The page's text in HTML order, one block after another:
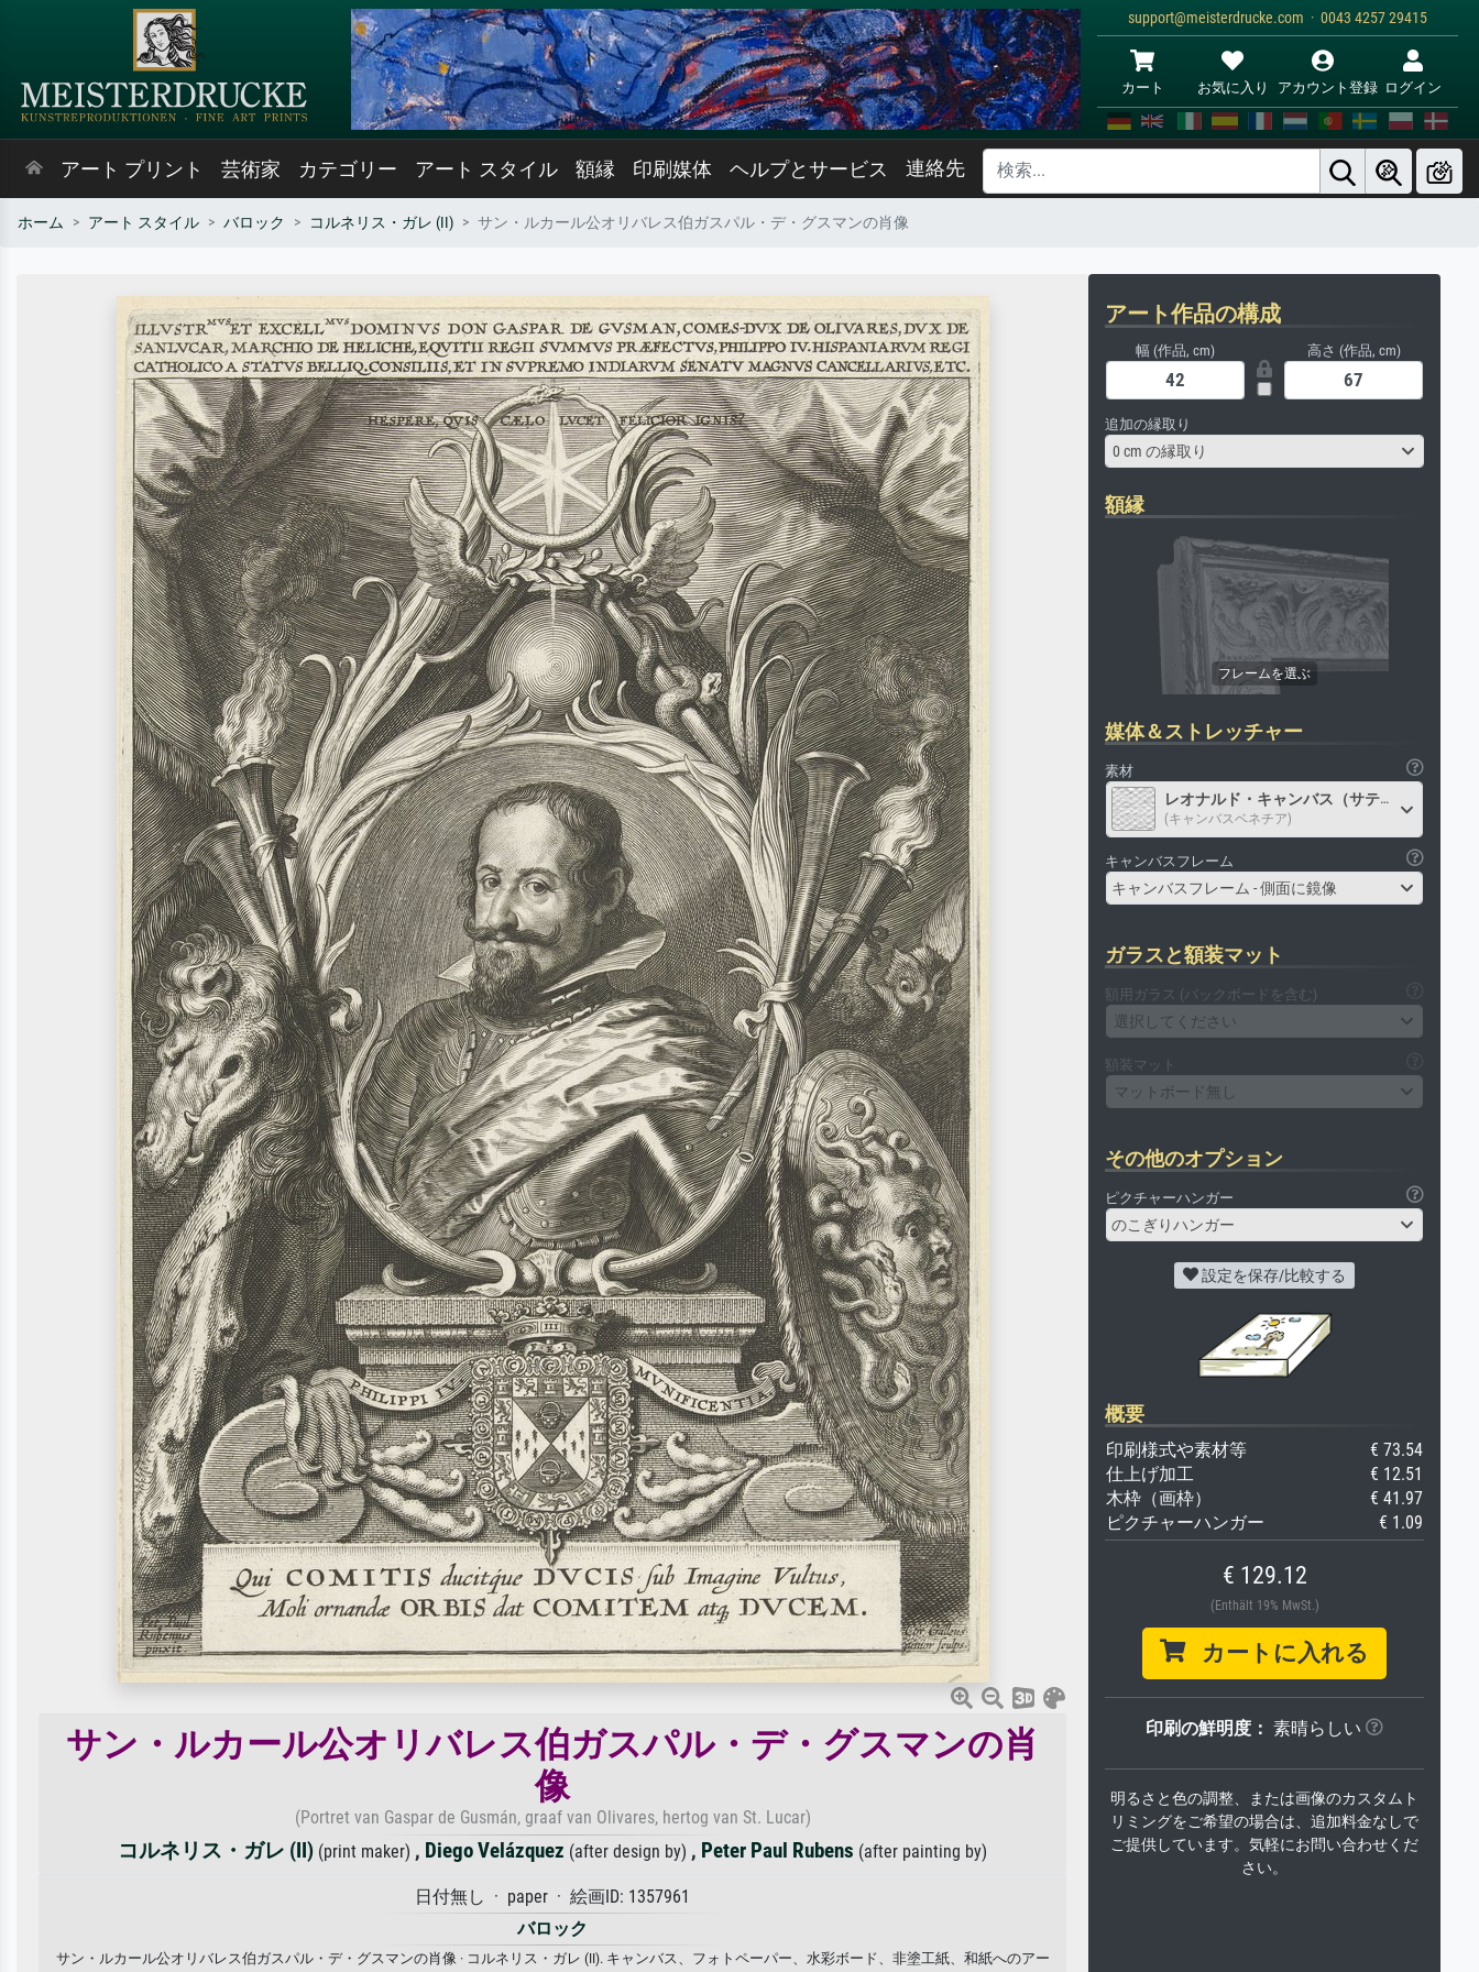
support@meisterdrucke.com · 0043 4257 29415
カート お気に入り アカウント登録 ログイン
アート プリント 芸術家 カテゴリー アート スタイル 額縁 印刷媒体 ヘルプとサービス 連絡先
ホーム アート スタイル バロック コルネリス・ガレ (II) サン・ルカール公オリバレス伯ガスパル・デ・グスマンの肖像
サン・ルカール公オリバレス伯ガスパル・デ・グスマンの肖
像
(Portret van Gaspar de Gusmán, graaf van Olivares, hertog van St. Lucar)
コルネリス・ガレ (II) (print maker) , Diego Velázquez (after design by) , Peter Paul Rubens (after painting by)
日付無し · paper · 絵画ID: 1357961
バロック
サン・ルカール公オリバレス伯ガスパル・デ・グスマンの肖像 · コルネリス・ガレ (II). キャンバス、フォトペーパー、水彩ボード、非塗工紙、和紙へのアー
アート作品の構成
幅 (作品, cm) 高さ (作品, cm)
追加の縁取り
0 cm の縁取り
額縁
媒体＆ストレッチャー
素材
レオナルド・キャンバス（サテン）
(キャンバスベネチア)
キャンバスフレーム
キャンバスフレーム - 側面に鏡像
ガラスと額装マット
額用ガラス (バックボードを含む)
選択してください
額装マット
マットボード無し
その他のオプション
ピクチャーハンガー
のこぎりハンガー
設定を保存/比較する
概要
印刷様式や素材等
€ 73.54
仕上げ加工
€ 12.51
木枠（画枠）
€ 41.97
ピクチャーハンガー
€ 1.09
€ 129.12
(Enthält 19% MwSt.)
カートに入れる
印刷の鮮明度： 素晴らしい
明るさと色の調整、または画像のカスタムト
リミングをご希望の場合は、追加料金なしで
ご提供しています。気軽にお問い合わせくだ
さい。